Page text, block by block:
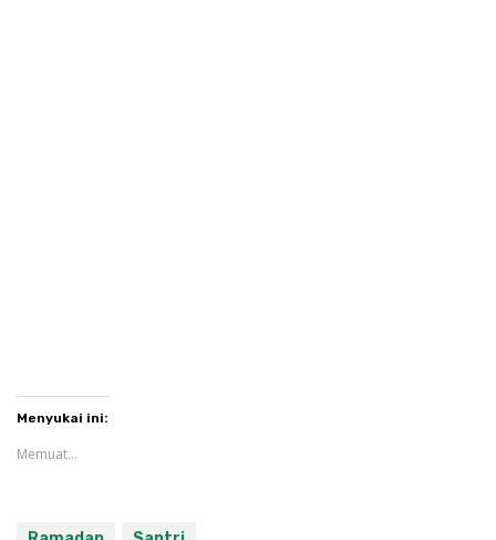
Menyukai ini:
Memuat...